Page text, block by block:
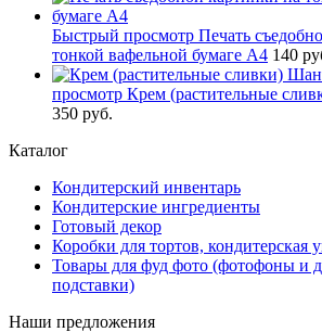
Быстрый просмотр Печать
тонкой вафельной бумаге А4 140
просмотр Крем (растительные
350 руб.
Каталог
Кондитерский инвентарь
Кондитерские ингредиенты
Готовый декор
Коробки для тортов, кондитерская
Товары для фуд фото (фотофоны и
подставки)
Наши предложения